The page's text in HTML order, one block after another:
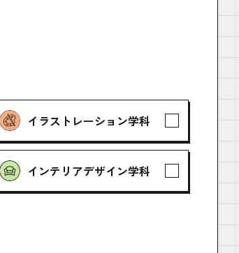
イラストレーション学科
インテリアデザイン学科